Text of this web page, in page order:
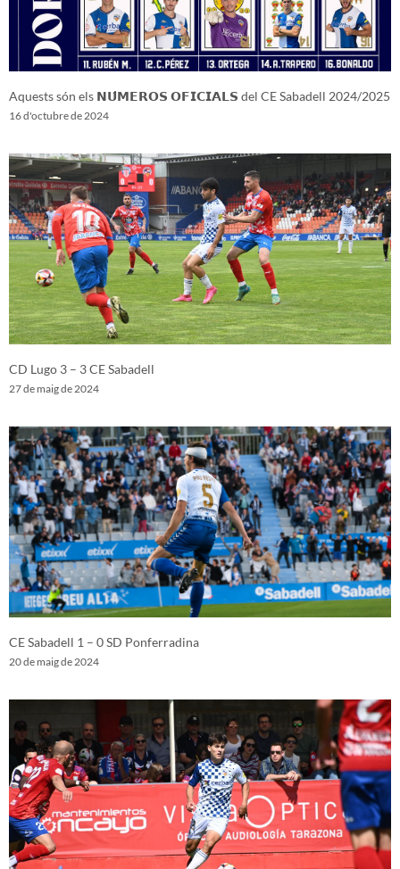
Aquests són els 𝗡𝗨́𝗠𝗘𝗥𝗢𝗦 𝗢𝗙𝗜𝗖𝗜𝗔𝗟𝗦 del CE Sabadell 2024/2025
16 d'octubre de 2024
CD Lugo 3 – 3 CE Sabadell
27 de maig de 2024
CE Sabadell 1 – 0 SD Ponferradina
20 de maig de 2024